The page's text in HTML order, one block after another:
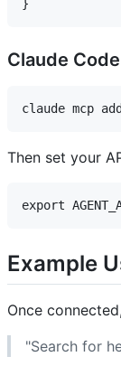
Claude Code
Then set your
Example
Once
"Search for